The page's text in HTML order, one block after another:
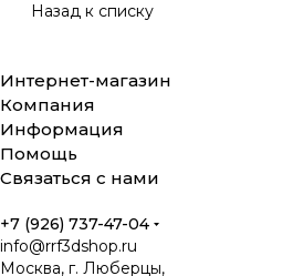
Назад к списку
Интернет-магазин
Компания
Информация
Помощь
Связаться с нами
+7 (926) 737-47-04
info@rrf3dshop.ru
Москва, г. Люберцы,